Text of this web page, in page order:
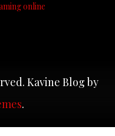
online
Kavine Blog by
.